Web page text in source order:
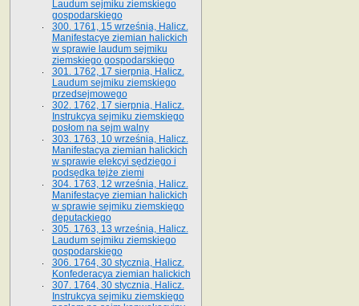
Laudum sejmiku ziemskiego
gospodarskiego
300. 1761, 15 września, Halicz.
Manifestacye ziemian halickich
w sprawie laudum sejmiku
ziemskiego gospodarskiego
301. 1762, 17 sierpnia, Halicz.
Laudum sejmiku ziemskiego
przedsejmowego
302. 1762, 17 sierpnia, Halicz.
Instrukcya sejmiku ziemskiego
posłom na sejm walny
303. 1763, 10 września, Halicz.
Manifestacya ziemian halickich
w sprawie elekcyi sędziego i
podsędka tejże ziemi
304. 1763, 12 września, Halicz.
Manifestacye ziemian halickich
w sprawie sejmiku ziemskiego
deputackiego
305. 1763, 13 września, Halicz.
Laudum sejmiku ziemskiego
gospodarskiego
306. 1764, 30 stycznia, Halicz.
Konfederacya ziemian halickich
307. 1764, 30 stycznia, Halicz.
Instrukcya sejmiku ziemskiego